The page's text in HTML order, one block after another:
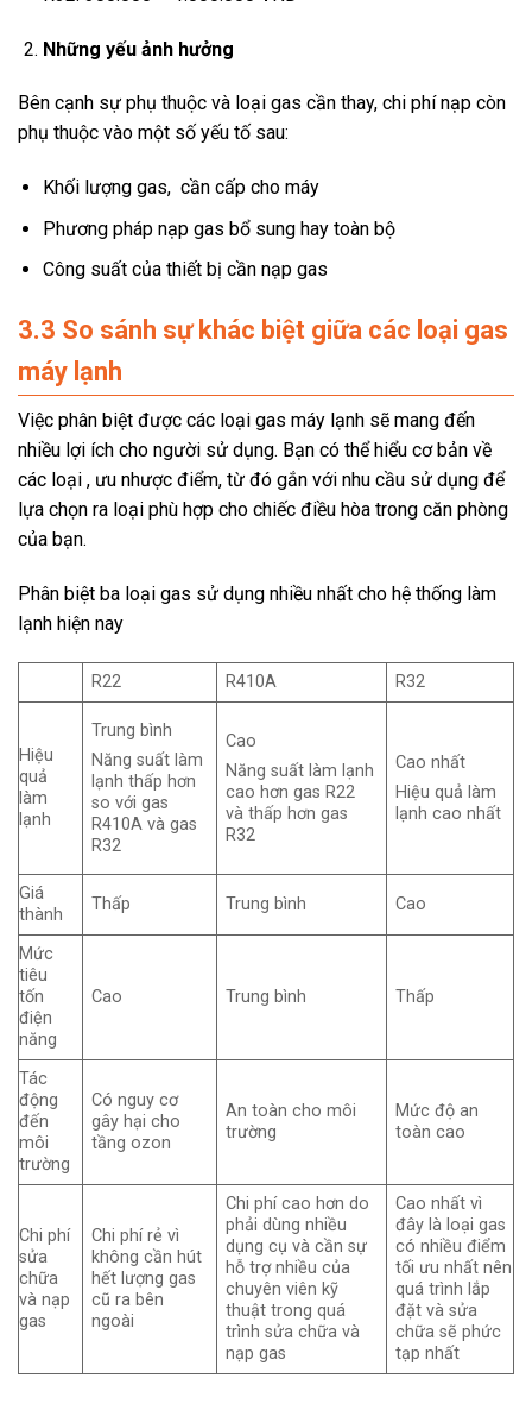
Những yếu ảnh hưởng
Bên cạnh sự phụ thuộc và loại gas cần thay, chi phí nạp còn
phụ thuộc vào một số yếu tố sau:
Khối lượng gas, cần cấp cho máy
Phương pháp nạp gas bổ sung hay toàn bộ
Công suất của thiết bị cần nạp gas
3.3 So sánh sự khác biệt giữa các loại gas
máy lạnh
Việc phân biệt được các loại gas máy lạnh sẽ mang đến
nhiều lợi ích cho người sử dụng. Bạn có thể hiểu cơ bản về
các loại , ưu nhược điểm, từ đó gắn với nhu cầu sử dụng để
lựa chọn ra loại phù hợp cho chiếc điều hòa trong căn phòng
của bạn.
Phân biệt ba loại gas sử dụng nhiều nhất cho hệ thống làm
lạnh hiện nay
R22 R410A R32
Hiệu
quả
làm
lạnh
Trung bình
Năng suất làm
lạnh thấp hơn
so với gas
R410A và gas
R32
Cao
Năng suất làm lạnh
cao hơn gas R22
và thấp hơn gas
R32
Cao nhất
Hiệu quả làm
lạnh cao nhất
Giá
thành
Thấp Trung bình Cao
Mức
tiêu
tốn
điện
năng
Cao Trung bình Thấp
Tác
động
đến
môi
trường
Có nguy cơ
gây hại cho
tầng ozon
An toàn cho môi
trường
Mức độ an
toàn cao
Chi phí
sửa
chữa
và nạp
gas
Chi phí rẻ vì
không cần hút
hết lượng gas
cũ ra bên
ngoài
Chi phí cao hơn do
phải dùng nhiều
dụng cụ và cần sự
hỗ trợ nhiều của
chuyên viên kỹ
thuật trong quá
trình sửa chữa và
nạp gas
Cao nhất vì
đây là loại gas
có nhiều điểm
tối ưu nhất nên
quá trình lắp
đặt và sửa
chữa sẽ phức
tạp nhất